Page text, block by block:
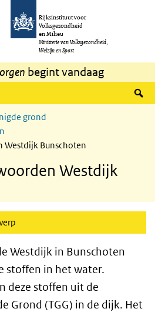
gaan
Rijksinstituut voor
Volksgezondheid
en Milieu
Ministerie van Volksgezondheid,
Welzijn en Sport
begint vandaag
grond
Westdijk Bunschoten
Westdijk
Westdijk in Bunschoten
stoffen in het water.
deze stoffen uit de
Grond (TGG) in de dijk. Het